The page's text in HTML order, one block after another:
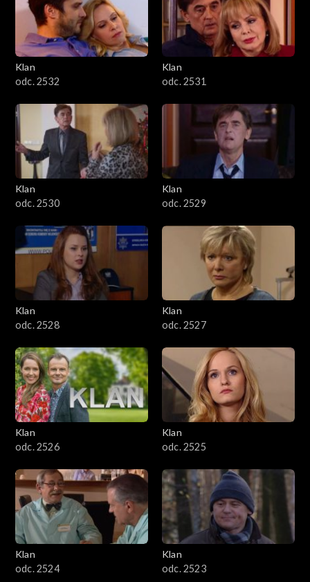
Klan
odc. 2532
Klan
odc. 2531
Klan
odc. 2530
Klan
odc. 2529
Klan
odc. 2528
Klan
odc. 2527
Klan
odc. 2526
Klan
odc. 2525
Klan
odc. 2524
Klan
odc. 2523